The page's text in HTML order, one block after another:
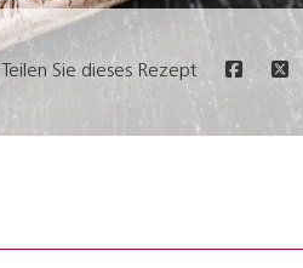
Teilen Sie dieses Rezept